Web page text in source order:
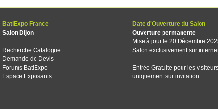
BatiExpo France
Salon Dijon
Recherche Catalogue
Demande de Devis
Forums BatiExpo
Espace Exposants
Date d'Ouverture du Salon
Ouverture permanente
Mise à jour le 20 Décembre
Salon exclusivement sur internet
Entrée Gratuite pour les visiteurs
uniquement sur invitation.